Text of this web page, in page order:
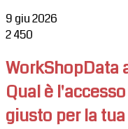
9 giu 2026
2450
WorkShopData
Qual è
giusto per la